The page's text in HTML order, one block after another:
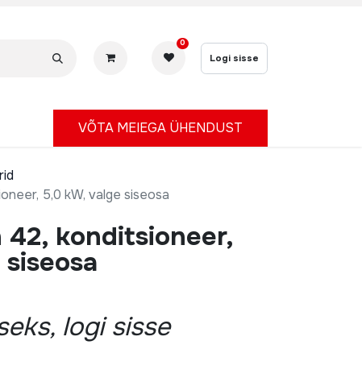
0
Logi sisse
VÕTA MEIEGA ÜHENDUST
5,0 kW, valge siseosa
42, konditsioneer,
logi sisse